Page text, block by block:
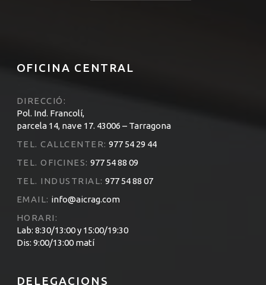
OFICINA CENTRAL
DIRECCIÓ:
Pol. Ind. Francolí,
parcela 14, nave 17. 43006 – Tarragona
TEL. CALLCENTER: 977 54 29 44
TEL. OFICINES: 977 54 88 09
TEL. INDUSTRIAL: 977 54 88 07
EMAIL: info@aicrag.com
HORARI:
Lab: 8:30/13:00 y 15:00/19:30
Dis: 9:00/13:00 matí
DELEGACIONS